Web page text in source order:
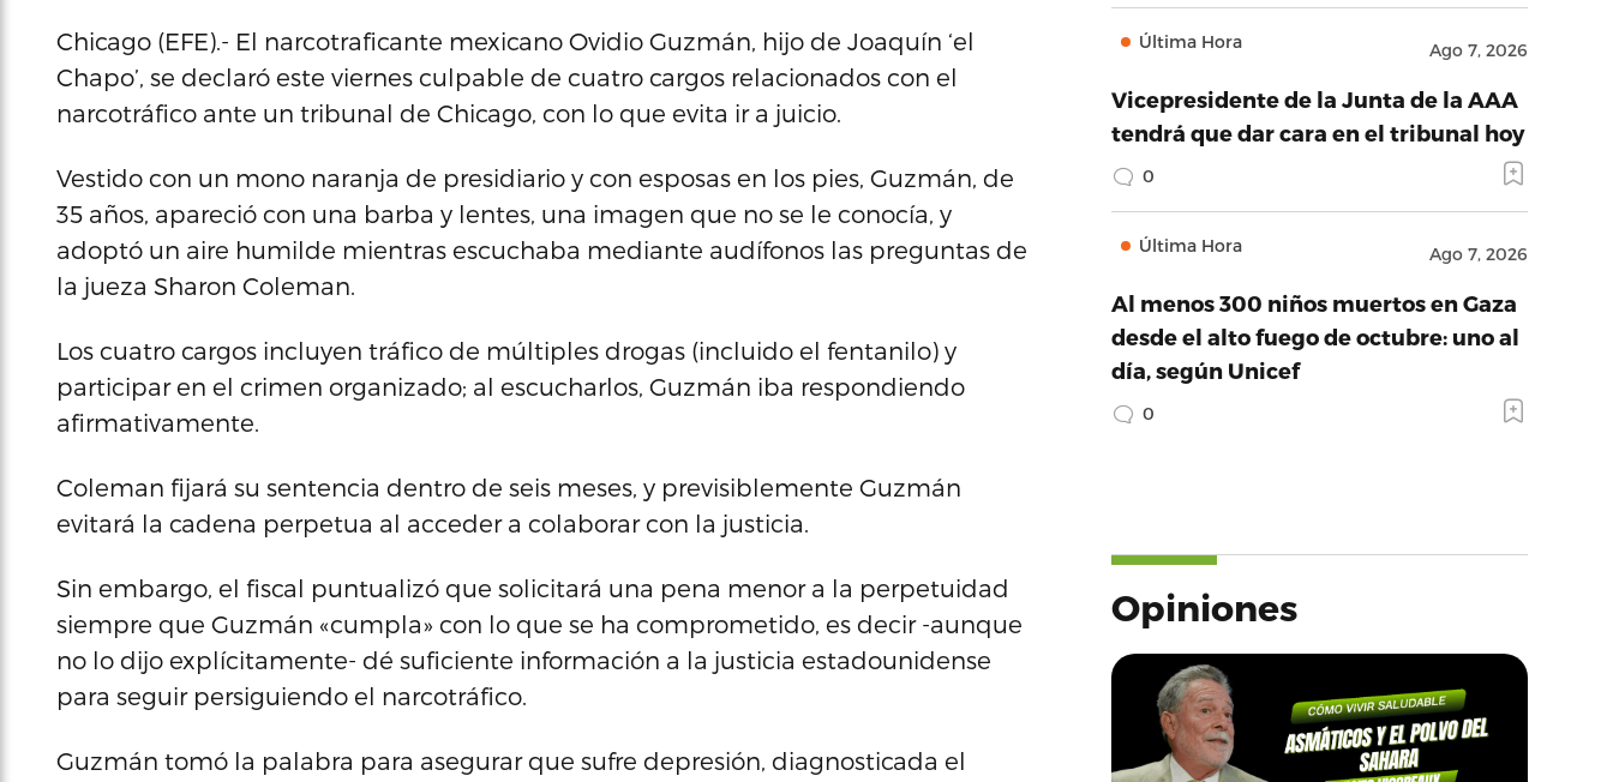
Chicago (EFE).- El narcotraficante mexicano Ovidio Guzmán, hijo de Joaquín ‘el
Chapo’, se declaró este viernes culpable de cuatro cargos relacionados con el
narcotráfico ante un tribunal de Chicago, con lo que evita ir a juicio.
Vestido con un mono naranja de presidiario y con esposas en los pies, Guzmán, de
35 años, apareció con una barba y lentes, una imagen que no se le conocía, y
adoptó un aire humilde mientras escuchaba mediante audífonos las preguntas de
la jueza Sharon Coleman.
Los cuatro cargos incluyen tráfico de múltiples drogas (incluido el fentanilo) y
participar en el crimen organizado; al escucharlos, Guzmán iba respondiendo
afirmativamente.
Coleman fijará su sentencia dentro de seis meses, y previsiblemente Guzmán
evitará la cadena perpetua al acceder a colaborar con la justicia.
Sin embargo, el fiscal puntualizó que solicitará una pena menor a la perpetuidad
siempre que Guzmán «cumpla» con lo que se ha comprometido, es decir -aunque
no lo dijo explícitamente- dé suficiente información a la justicia estadounidense
para seguir persiguiendo el narcotráfico.
Guzmán tomó la palabra para asegurar que sufre depresión, diagnosticada el
Última Hora Ago 7, 2026
Vicepresidente de la Junta de la AAA
tendrá que dar cara en el tribunal hoy
0
Última Hora Ago 7, 2026
Al menos 300 niños muertos en Gaza
desde el alto fuego de octubre: uno al
día, según Unicef
0
Opiniones